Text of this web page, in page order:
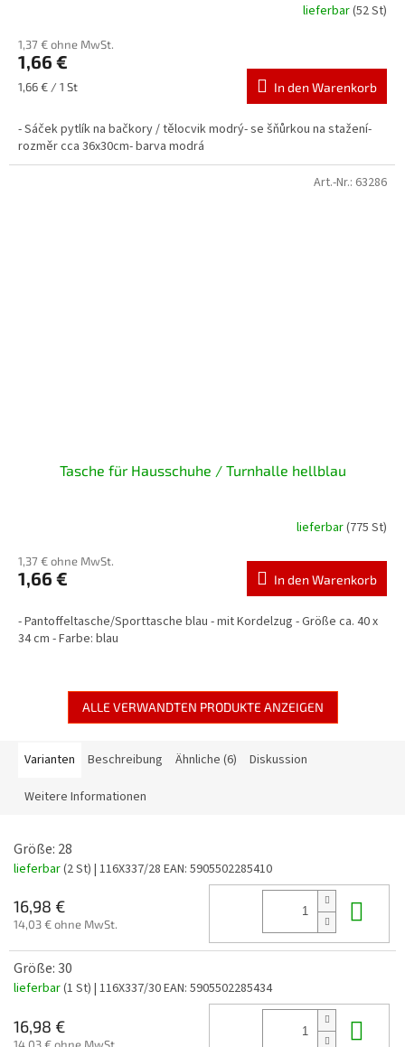
lieferbar(52 St)
1,37 € ohne MwSt.
1,66 €
Verkaufspreis:
1,66 € / 1 St In den Warenkorb
- Sáček pytlík na bačkory / tělocvik modrý- se šňůrkou na stažení-
rozměr cca 36x30cm- barva modrá
Tasche für Hausschuhe / Turnhalle hellblau
lieferbar(775 St)
1,37 € ohne MwSt.
1,66 € In den Warenkorb
- Pantoffeltasche/Sporttasche blau - mit Kordelzug - Größe ca. 40 x
34 cm - Farbe: blau
Art.-Nr.: 63286
ALLE VERWANDTEN PRODUKTE ANZEIGEN
Varianten Beschreibung Ähnliche (6) Diskussion
Weitere Informationen
Größe: 28
lieferbar(2 St) | 116X337/28 EAN: 5905502285410
16,98 €
14,03 € ohne MwSt.
Größe: 30
lieferbar(1 St) | 116X337/30EAN: 5905502285434
16,98 €
14,03 € ohne MwSt.